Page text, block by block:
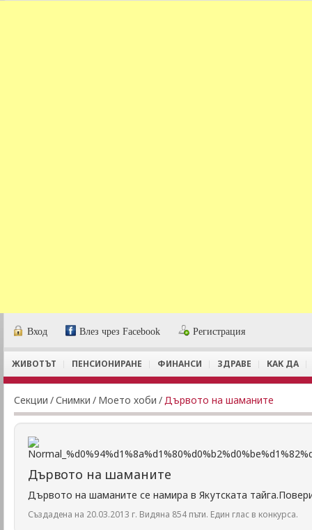
Вход Влез чрез Facebook Регистрация
ЖИВОТЪТ ПЕНСИОНИРАНЕ ФИНАНСИ ЗДРАВЕ КАК ДА
Секции /Снимки / Моето хоби /Дървото на шаманите
Дървото на шаманите
Дървото на шаманите се намира в Якутската
Създадена на 20.03.2013 г. Видяна 854 пъти. Един глас в конкурса.